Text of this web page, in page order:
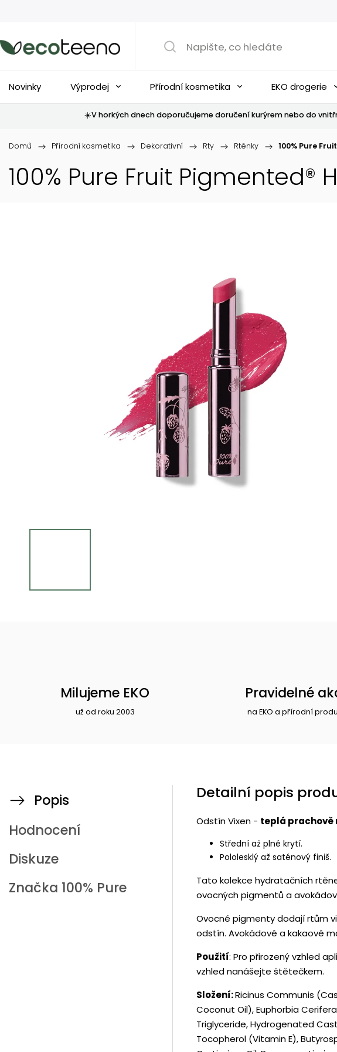
Novinky Výprodej Přírodní kosmetika EKO drogerie
☀️V horkých dnech doporučujeme doručení kurýrem nebo do
Domů / Přírodní kosmetika / Dekorativní / Rty / Rtěnky / 100% Pure
100% Pure Fruit
Milujeme EKO
už od roku 2003
Pravidelné
na EKO a přírodní
Popis
Hodnocení
Diskuze
Značka 100% Pure
Detailní popis
Odstín Vixen - teplá prachově
Střední až plné krytí.
Pololesklý až saténový finiš.
Tato kolekce hydratačních
ovocných pigmentů a
Ovocné pigmenty dodají rtům
odstín. Avokádové a kakaové
Použití: Pro přirozený vzhled
vzhled nanášejte štětečkem.
Složení:Ricinus Communis
Coconut Oil), Euphorbia
Triglyceride, Hydrogenated
Tocopherol (Vitamin E),